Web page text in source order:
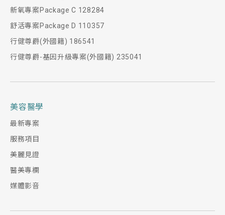
新氧專案Package C 128284
舒活專案Package D 110357
行健尊爵(外國籍) 186541
行健尊爵-基因升級專案(外國籍) 235041
美容醫學
最新專案
服務項目
美麗見證
醫美專欄
媒體影音